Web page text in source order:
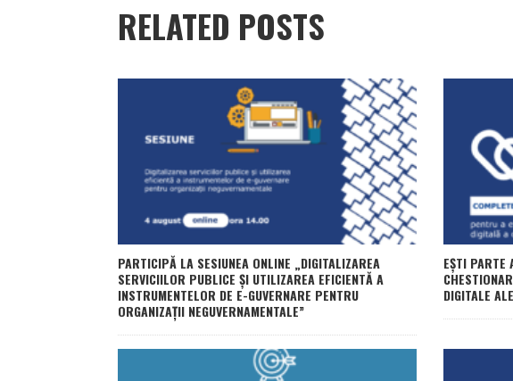
RELATED POSTS
PARTICIPĂ LA SESIUNEA ONLINE „DIGITALIZAREA
SERVICIILOR PUBLICE ȘI UTILIZAREA EFICIENTĂ A
INSTRUMENTELOR DE E-GUVERNARE PENTRU
ORGANIZAȚII NEGUVERNAMENTALE”
EȘTI PARTE
DIGITALE